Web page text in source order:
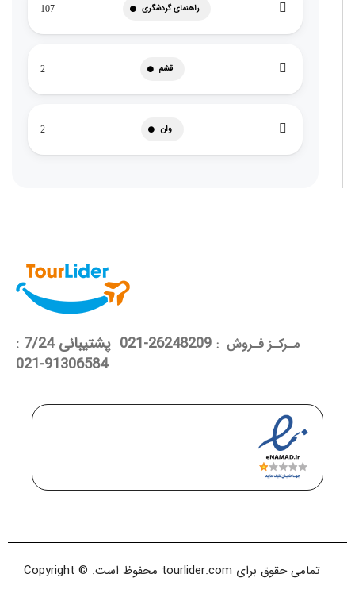
راهنمای گردشگری 107
قشم 2
وان 2
مـرکـز فـروش :
26248209-021 پشتیبانی 7/24 :
91306584-021
تمامی حقوق برای tourlider.com محفوظ است. Copyright ©